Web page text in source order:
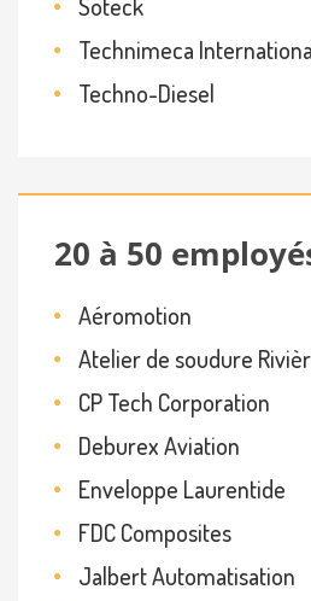
Technimeca
Techno-Diesel
20 à 50
Aéromotion
Atelier de soudure
CP Tech Corporation
Deburex Aviation
Enveloppe Laurentide
FDC Composites
Jalbert Automatisation